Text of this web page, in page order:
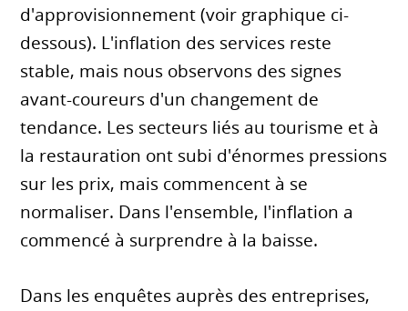
d'approvisionnement (voir graphique ci-
dessous). L'inflation des services reste
stable, mais nous observons des signes
avant-coureurs d'un changement de
tendance. Les secteurs liés au tourisme et à
la restauration ont subi d'énormes pressions
sur les prix, mais commencent à se
normaliser. Dans l'ensemble, l'inflation a
commencé à surprendre à la baisse.
Dans les enquêtes auprès des entreprises,